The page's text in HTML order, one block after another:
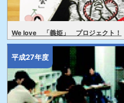
We love 「義姫」 プロジェクト！
平成27年度